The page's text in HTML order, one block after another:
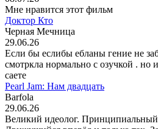
Мне нравится этот фильм
Доктор Кто
Черная Мечница
29.06.26
Если бы еслибы ебланы гение не
смотркла нормально с озучкой . но
саете
Pearl Jam: Нам двадцать
Barfola
29.06.26
Великий идеолог.